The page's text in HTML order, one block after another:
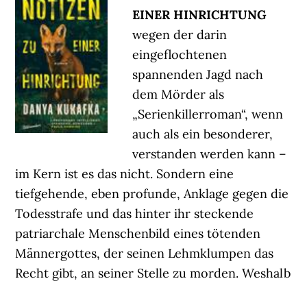
EINER HINRICHTUNG
wegen der darin
eingeflochtenen
spannenden Jagd nach
dem Mörder als
„Serienkillerroman“, wenn
auch als ein besonderer,
verstanden werden kann –
im Kern ist es das nicht. Sondern eine
tiefgehende, eben profunde, Anklage gegen die
Todesstrafe und das hinter ihr steckende
patriarchale Menschenbild eines tötenden
Männergottes, der seinen Lehmklumpen das
Recht gibt, an seiner Stelle zu morden. Weshalb